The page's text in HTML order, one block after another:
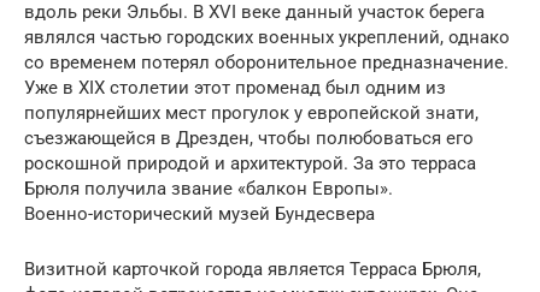
вдоль реки Эльбы. В XVI веке данный участок берега
являлся частью городских военных укреплений, однако
со временем потерял оборонительное предназначение.
Уже в XIX столетии этот променад был одним из
популярнейших мест прогулок у европейской знати,
съезжающейся в Дрезден, чтобы полюбоваться его
роскошной природой и архитектурой. За это терраса
Брюля получила звание «балкон Европы».
Военно-исторический музей Бундесвера
Визитной карточкой города является Терраса Брюля,